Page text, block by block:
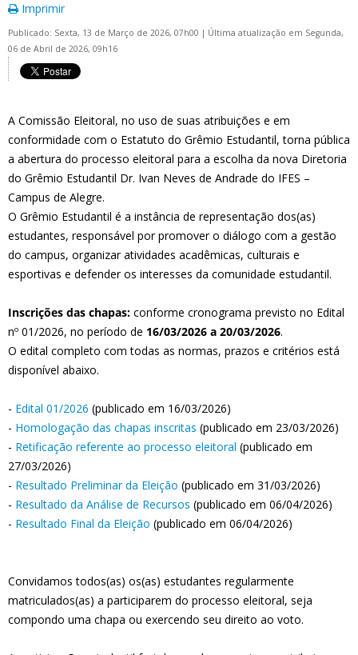
Imprimir
Publicado: Sexta, 13 de Março de 2026, 07h00 | Última atualização em Segunda,
06 de Abril de 2026, 09h16
A Comissão Eleitoral, no uso de suas atribuições e em
conformidade com o Estatuto do Grêmio Estudantil, torna pública
a abertura do processo eleitoral para a escolha da nova Diretoria
do Grêmio Estudantil Dr. Ivan Neves de Andrade do IFES –
Campus de Alegre.
O Grêmio Estudantil é a instância de representação dos(as)
estudantes, responsável por promover o diálogo com a gestão
do campus, organizar atividades acadêmicas, culturais e
esportivas e defender os interesses da comunidade estudantil.
Inscrições das chapas: conforme cronograma previsto no Edital
nº 01/2026, no período de 16/03/2026 a 20/03/2026.
O edital completo com todas as normas, prazos e critérios está
disponível abaixo.
- Edital 01/2026 (publicado em 16/03/2026)
- Homologação das chapas inscritas (publicado em 23/03/2026)
- Retificação referente ao processo eleitoral (publicado em
27/03/2026)
- Resultado Preliminar da Eleição (publicado em 31/03/2026)
- Resultado da Análise de Recursos (publicado em 06/04/2026)
- Resultado Final da Eleição (publicado em 06/04/2026)
Convidamos todos(as) os(as) estudantes regularmente
matriculados(as) a participarem do processo eleitoral, seja
compondo uma chapa ou exercendo seu direito ao voto.